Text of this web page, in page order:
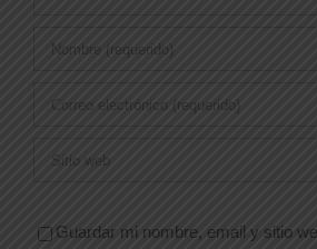
Guardar mi nombre, email y sitio